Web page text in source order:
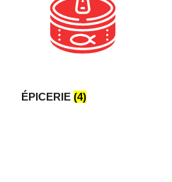
ÉPICERIE (4)